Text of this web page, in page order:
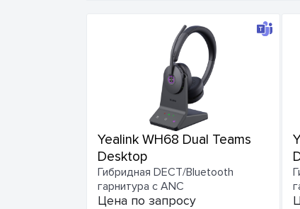
Yealink WH68 Dual Teams
Desktop
Гибридная DECT/Bluetooth
гарнитура с ANC
Цена по запросу